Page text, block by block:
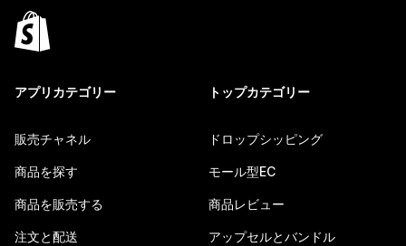
アプリカテゴリー
販売チャネル
商品を探す
商品を販売する
注文と配送
トップカテゴリー
ドロップシッピング
モール型EC
商品レビュー
アップセルとバンドル